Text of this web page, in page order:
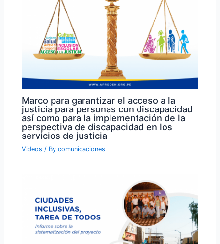
Marco para garantizar el acceso a la
justicia para personas con discapacidad
así como para la implementación de la
perspectiva de discapacidad en los
servicios de justicia
Videos / Bycomunicaciones